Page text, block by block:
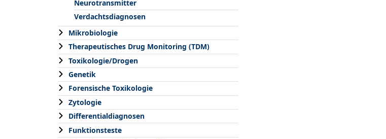
Neurotransmitter
Verdachtsdiagnosen
Mikrobiologie
Therapeutisches Drug Monitoring (TDM)
Toxikologie/Drogen
Genetik
Forensische Toxikologie
Zytologie
Differentialdiagnosen
Funktionsteste